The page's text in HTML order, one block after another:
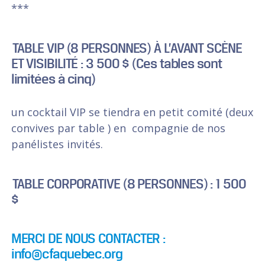
***
TABLE VIP (8 PERSONNES) À L’AVANT SCÈNE
ET VISIBILITÉ : 3 500 $ (Ces tables sont
limitées à cinq)
un cocktail VIP se tiendra en petit comité (deux
convives par table ) en compagnie de nos
panélistes invités.
TABLE CORPORATIVE (8 PERSONNES) : 1 500
$
MERCI DE NOUS CONTACTER :
info@cfaquebec.org